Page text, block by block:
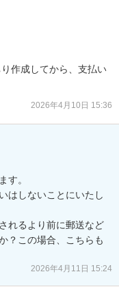
作成してから、支払い
2026年4月10日 15:36
す。
はしないことにいたし
れるより前に郵送など
？この場合、こちらも
2026年4月11日 15:24